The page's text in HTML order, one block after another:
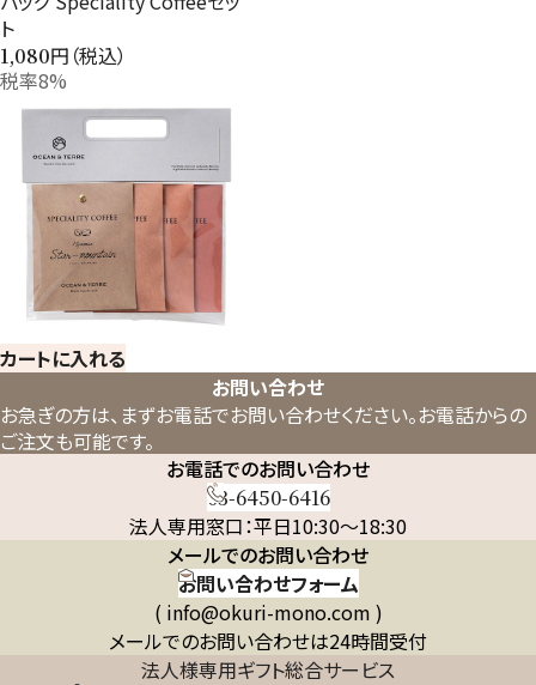
ト
1,080円（税込）
税率8%
カートに入れる
お問い合わせ
お急ぎの方は、まずお電話でお問い合わせください。お電話からの
ご注文も可能です。
お電話でのお問い合わせ
03-6450-6416
法人専用窓口：平日10:30～18:30
メールでのお問い合わせ
お問い合わせフォーム
( info@okuri-mono.com )
メールでのお問い合わせは24時間受付
法人様専用ギフト総合サービス